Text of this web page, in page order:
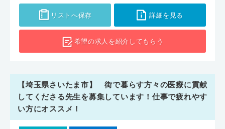
リストへ保存 詳細を見る
希望の求人を紹介してもらう
【埼玉県さいたま市】 街で暮らす方々の医療に貢献
してくださる先生を募集しています！仕事で疲れやす
い方にオススメ！